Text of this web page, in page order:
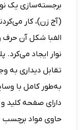
برجسته‌سازی یک
(آج زن)، کار
الفبا شکل آن
نوار ایجاد
تقابل دیداری به
به‌طور کامل با
دارای صفحه کلید
حاوی مواد برچسب